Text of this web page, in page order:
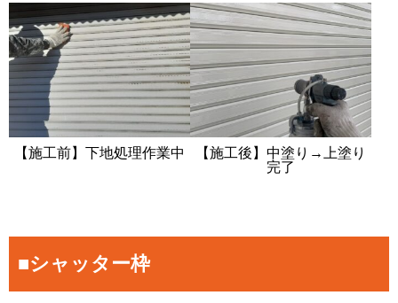
【施工前】下地処理作業中
【施工後】中塗り→上塗り
完了
■シャッター枠